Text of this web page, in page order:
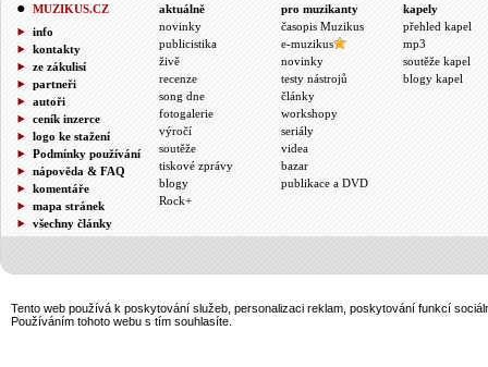
MUZIKUS.CZ
info
kontakty
ze zákulisí
partneři
autoři
ceník inzerce
logo ke stažení
Podmínky používání
nápověda & FAQ
komentáře
mapa stránek
všechny články
aktuálně
novinky
publicistika
živě
recenze
song dne
fotogalerie
výročí
soutěže
tiskové zprávy
blogy
Rock+
pro muzikanty
časopis Muzikus
e-muzikus
novinky
testy nástrojů
články
workshopy
seriály
videa
bazar
publikace a DVD
kapely
přehled kapel
mp3
soutěže kapel
blogy kapel
Tento web používá k poskytování služeb, personalizaci reklam, poskytování funkcí
Používáním tohoto webu s tím souhlasíte.